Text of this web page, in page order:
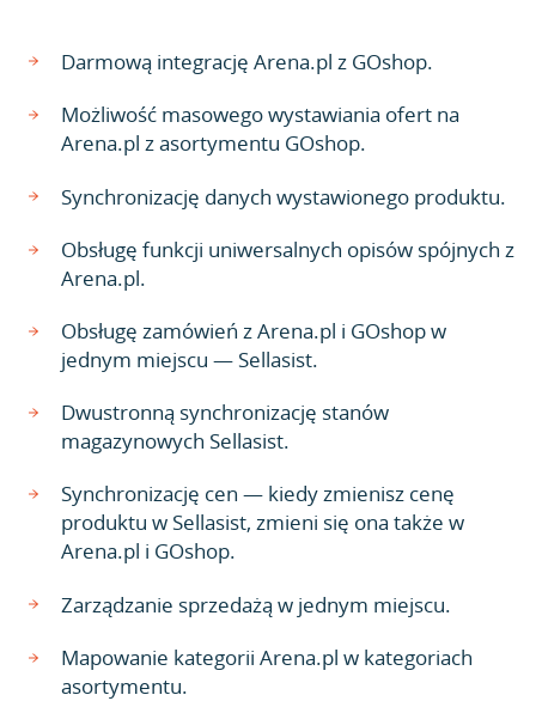
Darmową integrację Arena.pl z GOshop.
Możliwość masowego wystawiania ofert na
Arena.pl z asortymentu GOshop.
Synchronizację danych wystawionego produktu.
Obsługę funkcji uniwersalnych opisów spójnych z
Arena.pl.
Obsługę zamówień z Arena.pl i GOshop w
jednym miejscu — Sellasist.
Dwustronną synchronizację stanów
magazynowych Sellasist.
Synchronizację cen — kiedy zmienisz cenę
produktu w Sellasist, zmieni się ona także w
Arena.pl i GOshop.
Zarządzanie sprzedażą w jednym miejscu.
Mapowanie kategorii Arena.pl w kategoriach
asortymentu.